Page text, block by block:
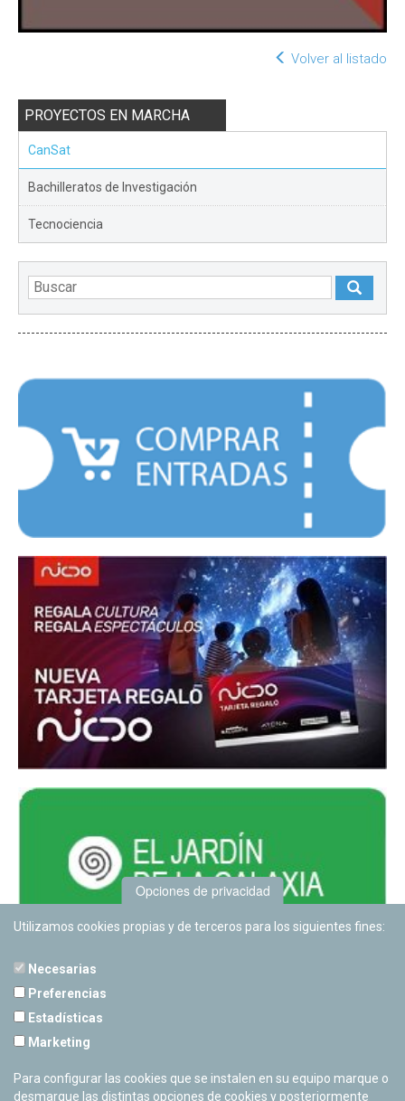
Volver al listado
PROYECTOS EN MARCHA
CanSat
Bachilleratos de Investigación
Tecnociencia
Cerrado Temporalmente
Opciones de privacidad
Utilizamos cookies propias y de terceros para los siguientes fines:
Necesarias
Preferencias
Estadísticas
Marketing
Para configurar las cookies que se instalen en su equipo marque o
desmarque las distintas opciones de cookies y posteriormente